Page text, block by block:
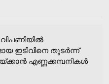
ഇടിവിനെ തുടർന്ന്
എണ്ണക്കമ്പനികൾ